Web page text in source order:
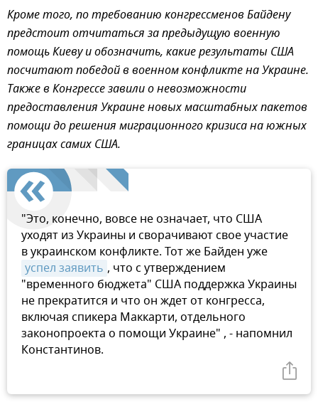
Кроме того, по требованию конгрессменов Байдену
предстоит отчитаться за предыдущую военную
помощь Киеву и обозначить, какие результаты США
посчитают победой в военном конфликте на Украине.
Также в Конгрессе завили о невозможности
предоставления Украине новых масштабных пакетов
помощи до решения миграционного кризиса на южных
границах самих США.
"Это, конечно, вовсе не означает, что США
уходят из Украины и сворачивают свое участие
в украинском конфликте. Тот же Байден уже
успел заявить , что с утверждением
"временного бюджета" США поддержка Украины
не прекратится и что он ждет от конгресса,
включая спикера Маккарти, отдельного
законопроекта о помощи Украине" , - напомнил
Константинов.